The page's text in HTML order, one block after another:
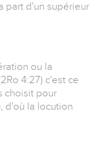
part d'un supérieur
ou la
4:27) c'est ce
choisit pour
d'où la locution